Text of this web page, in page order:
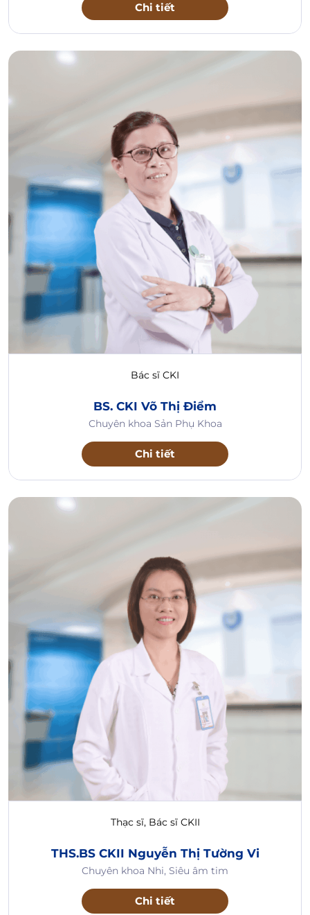
Chi tiết
Bác sĩ CKI
BS. CKI Võ Thị Điểm
Chuyên khoa Sản Phụ Khoa
Chi tiết
Thạc sĩ, Bác sĩ CKII
THS.BS CKII Nguyễn Thị Tường Vi
Chuyên khoa Nhi, Siêu âm tim
Chi tiết